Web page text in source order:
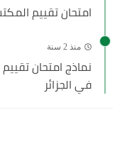
امتحان تقييم
منذ 2 سنة
نماذج امتحان
في الجزائر